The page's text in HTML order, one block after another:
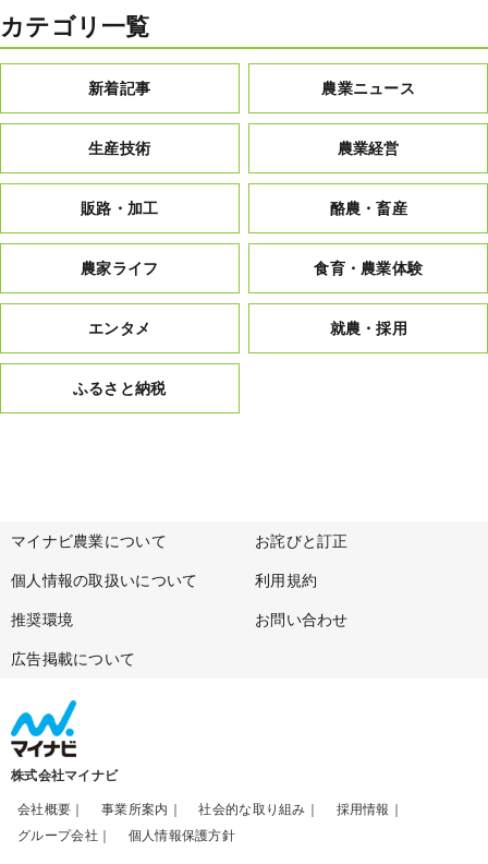
カテゴリ一覧
新着記事 農業ニュース
生産技術 農業経営
販路・加工 酪農・畜産
農家ライフ 食育・農業体験
エンタメ 就農・採用
ふるさと納税
マイナビ農業について お詫びと訂正
個人情報の取扱いについて 利用規約
推奨環境 お問い合わせ
広告掲載について
株式会社マイナビ
会社概要 事業所案内 社会的な取り組み
採用情報
グループ会社
個人情報保護方針